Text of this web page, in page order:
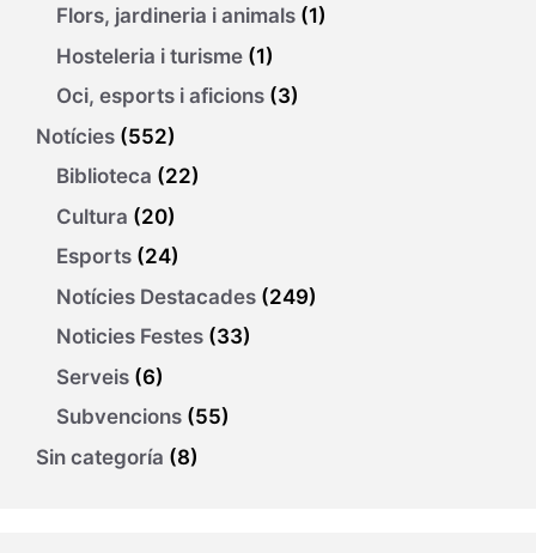
Flors, jardineria i animals (1)
Hosteleria i turisme (1)
Oci, esports i aficions (3)
Notícies (552)
Biblioteca (22)
Cultura (20)
Esports (24)
Notícies Destacades (249)
Noticies Festes (33)
Serveis (6)
Subvencions (55)
Sin categoría (8)